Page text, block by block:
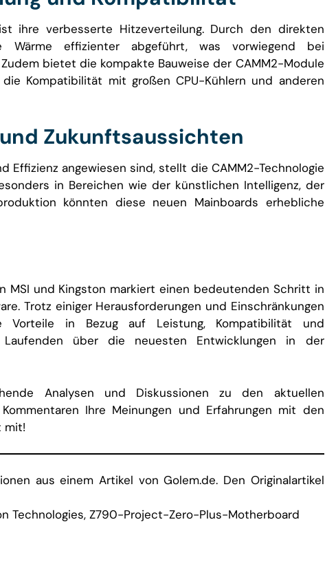
ihre verbesserte Hitzeverteilung. Durch den direkten
effizienter abgeführt, was vorwiegend bei
bietet die kompakte Bauweise der CAMM2-Module
Kompatibilität mit großen CPU-Kühlern und anderen
Zukunftsaussichten
Effizienz angewiesen sind, stellt die CAMM2-Technologie
in Bereichen wie der künstlichen Intelligenz, der
könnten diese neuen Mainboards erhebliche
MSI und Kingston markiert einen bedeutenden Schritt in
Trotz einiger Herausforderungen und Einschränkungen
Vorteile in Bezug auf Leistung, Kompatibilität und
über die neuesten Entwicklungen in der
Analysen und Diskussionen zu den aktuellen
Ihre Meinungen und Erfahrungen mit den
mit!
aus einem Artikel von Golem.de. Den Originalartikel
Technologies,Z790-Project-Zero-Plus-Motherboard